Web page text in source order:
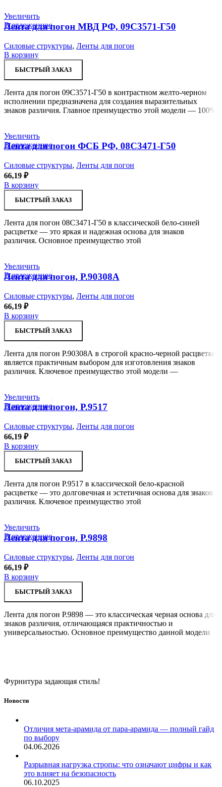
Увеличить
В отложенное
Лента для погон МВД РФ, 09С3571-Г50
Силовые структуры, Ленты для погон
В корзину
БЫСТРЫЙ ЗАКАЗ
Лента для погон 09С3571-Г50 в контрастном желто-черном
исполнении предназначена для создания выразительных
знаков различия. Главное преимущество этой модели — 100%
Увеличить
В отложенное
Лента для погон ФСБ РФ, 08С3471-Г50
Силовые структуры, Ленты для погон
66,19 ₽
В корзину
БЫСТРЫЙ ЗАКАЗ
Лента для погон 08С3471-Г50 в классической бело-синей
расцветке — это яркая и надежная основа для знаков
различия. Основное преимущество этой
Увеличить
В отложенное
Лента для погон, Р.90308А
Силовые структуры, Ленты для погон
66,19 ₽
В корзину
БЫСТРЫЙ ЗАКАЗ
Лента для погон Р.90308А в строгой красно-черной расцветке
является практичным выбором для изготовления знаков
различия. Ключевое преимущество этой модели —
Увеличить
В отложенное
Лента для погон, Р.9517
Силовые структуры, Ленты для погон
66,19 ₽
В корзину
БЫСТРЫЙ ЗАКАЗ
Лента для погон Р.9517 в классической бело-красной
расцветке — это долговечная и эстетичная основа для знаков
различия. Ключевое преимущество этой
Увеличить
В отложенное
Лента для погон, Р.9898
Силовые структуры, Ленты для погон
66,19 ₽
В корзину
БЫСТРЫЙ ЗАКАЗ
Лента для погон Р.9898 — это классическая черная основа для
знаков различия, отличающаяся практичностью и
универсальностью. Основное преимущество данной модели
Фурнитура задающая стиль!
Новости
Отличия мета-арамида от пара-арамида — полный гайд
по выбору
04.06.2026
Разрывная нагрузка стропы: что означают цифры и как
это влияет на безопасность
06.10.2025